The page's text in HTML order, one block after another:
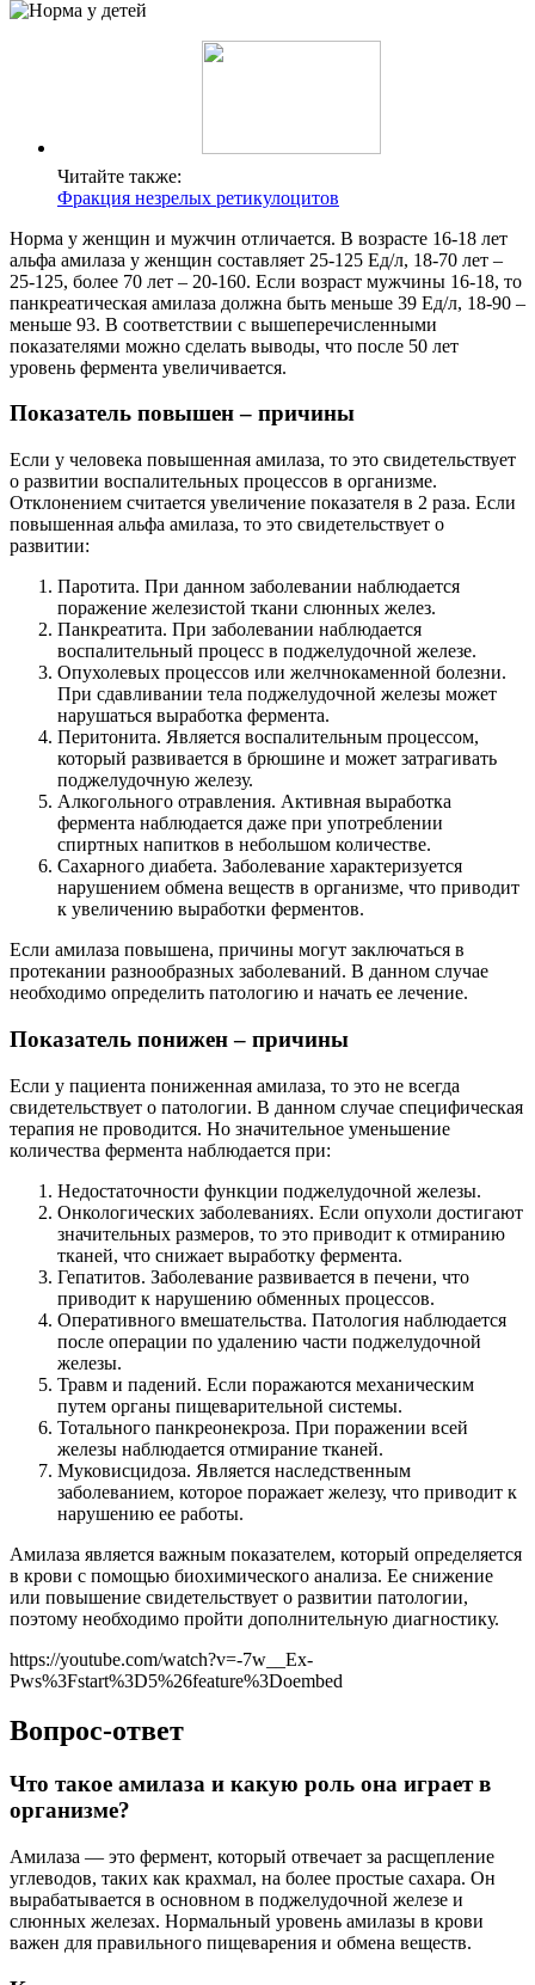
Читайте также:
Фракция незрелых ретикулоцитов
Норма у женщин и мужчин отличается. В возрасте 16-18 лет
альфа амилаза у женщин составляет 25-125 Ед/л, 18-70 лет –
25-125, более 70 лет – 20-160. Если возраст мужчины 16-18, то
панкреатическая амилаза должна быть меньше 39 Ед/л, 18-90 –
меньше 93. В соответствии с вышеперечисленными
показателями можно сделать выводы, что после 50 лет
уровень фермента увеличивается.
Показатель повышен – причины
Если у человека повышенная амилаза, то это свидетельствует
о развитии воспалительных процессов в организме.
Отклонением считается увеличение показателя в 2 раза. Если
повышенная альфа амилаза, то это свидетельствует о
развитии:
Паротита. При данном заболевании наблюдается
поражение железистой ткани слюнных желез.
Панкреатита. При заболевании наблюдается
воспалительный процесс в поджелудочной железе.
Опухолевых процессов или желчнокаменной болезни.
При сдавливании тела поджелудочной железы может
нарушаться выработка фермента.
Перитонита. Является воспалительным процессом,
который развивается в брюшине и может затрагивать
поджелудочную железу.
Алкогольного отравления. Активная выработка
фермента наблюдается даже при употреблении
спиртных напитков в небольшом количестве.
Сахарного диабета. Заболевание характеризуется
нарушением обмена веществ в организме, что приводит
к увеличению выработки ферментов.
Если амилаза повышена, причины могут заключаться в
протекании разнообразных заболеваний. В данном случае
необходимо определить патологию и начать ее лечение.
Показатель понижен – причины
Если у пациента пониженная амилаза, то это не всегда
свидетельствует о патологии. В данном случае специфическая
терапия не проводится. Но значительное уменьшение
количества фермента наблюдается при:
Недостаточности функции поджелудочной железы.
Онкологических заболеваниях. Если опухоли достигают
значительных размеров, то это приводит к отмиранию
тканей, что снижает выработку фермента.
Гепатитов. Заболевание развивается в печени, что
приводит к нарушению обменных процессов.
Оперативного вмешательства. Патология наблюдается
после операции по удалению части поджелудочной
железы.
Травм и падений. Если поражаются механическим
путем органы пищеварительной системы.
Тотального панкреонекроза. При поражении всей
железы наблюдается отмирание тканей.
Муковисцидоза. Является наследственным
заболеванием, которое поражает железу, что приводит к
нарушению ее работы.
Амилаза является важным показателем, который определяется
в крови с помощью биохимического анализа. Ее снижение
или повышение свидетельствует о развитии патологии,
поэтому необходимо пройти дополнительную диагностику.
https://youtube.com/watch?v=-7w__Ex-
Pws%3Fstart%3D5%26feature%3Doembed
Вопрос-ответ
Что такое амилаза и какую роль она играет в
организме?
Амилаза — это фермент, который отвечает за расщепление
углеводов, таких как крахмал, на более простые сахара. Он
вырабатывается в основном в поджелудочной железе и
слюнных железах. Нормальный уровень амилазы в крови
важен для правильного пищеварения и обмена веществ.